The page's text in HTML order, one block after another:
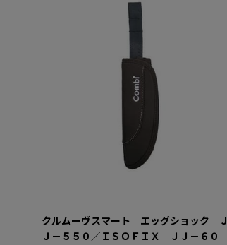
クルムーヴスマート エッグショック Ｊ
Ｊ－５５０／ＩＳＯＦＩＸ ＪＪ－６０